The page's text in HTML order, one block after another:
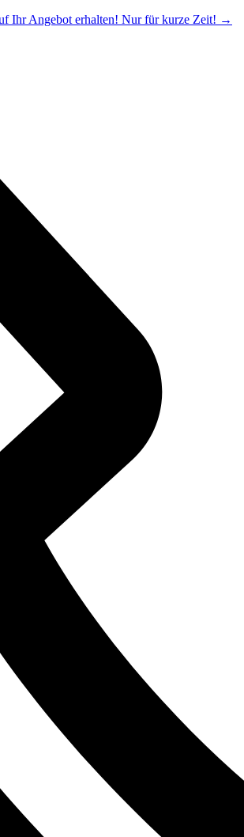
Ihr Angebot erhalten! Nur für kurze Zeit! →